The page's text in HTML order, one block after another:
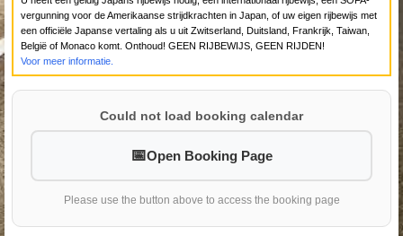
vergunning voor de Amerikaanse strijdkrachten in Japan, of uw eigen rijbewijs met
een officiële Japanse vertaling als u uit Zwitserland, Duitsland, Frankrijk, Taiwan,
België of Monaco komt. Onthoud! GEEN RIJBEWIJS, GEEN RIJDEN!
Voor meer informatie.
Could not load booking calendar
Open Booking Page
Please use the button above to access the booking page